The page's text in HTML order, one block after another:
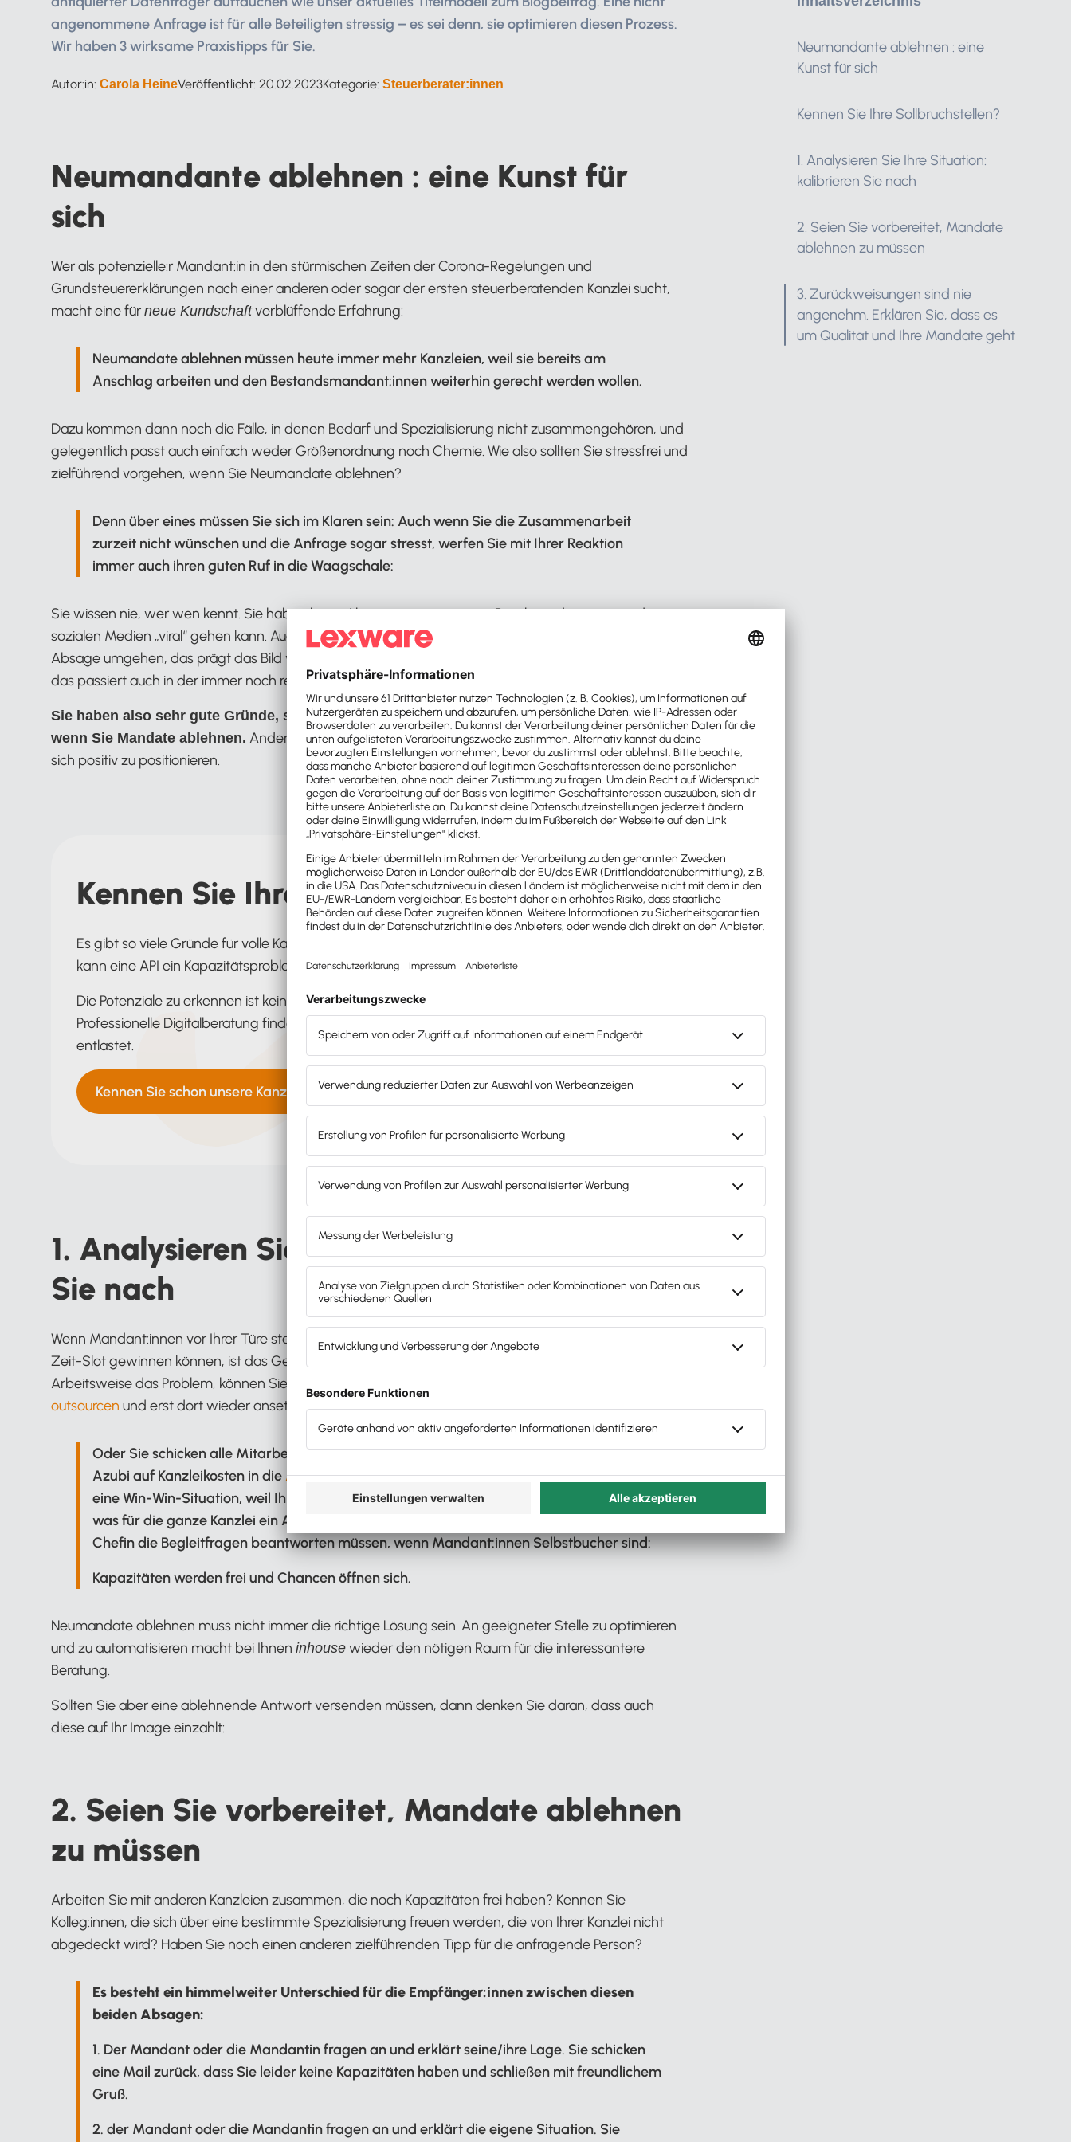
Neumandante ablehnen : eine
Kunst für sich
Kennen Sie Ihre Sollbruchstellen?
1. Analysieren Sie Ihre Situation:
kalibrieren Sie nach
2. Seien Sie vorbereitet, Mandate
ablehnen zu müssen
3. Zurückweisungen sind nie
angenehm. Erklären Sie, dass es
um Qualität und Ihre Mandate geht
angenommene Anfrage ist für alle Beteiligten stressig – es sei denn, sie optimieren diesen Prozess.
Wir haben 3 wirksame Praxistipps für Sie.
Autor:in: Carola HeineVeröffentlicht: 20.02.2023Kategorie: Steuerberater:innen
Neumandante ablehnen : eine Kunst für
sich
Wer als potenzielle:r Mandant:in in den stürmischen Zeiten der Corona-Regelungen und
Grundsteuererklärungen nach einer anderen oder sogar der ersten steuerberatenden Kanzlei sucht,
macht eine für neue Kundschaftverblüffende Erfahrung:
Neumandate ablehnen müssen heute immer mehr Kanzleien, weil sie bereits am
Anschlag arbeiten und den Bestandsmandant:innen weiterhin gerecht werden wollen.
Dazu kommen dann noch die Fälle, in denen Bedarf und Spezialisierung nicht zusammengehören, und
gelegentlich passt auch einfach weder Größenordnung noch Chemie. Wie also sollten Sie stressfrei und
zielführend vorgehen, wenn Sie Neumandate ablehnen?
Denn über eines müssen Sie sich im Klaren sein: Auch wenn Sie die Zusammenarbeit
zurzeit nicht wünschen und die Anfrage sogar stresst, werfen Sie mit Ihrer Reaktion
immer auch ihren guten Ruf in die Waagschale:
Sie wissen nie, wer wen kennt. Sie haben keine Ahnung, wer mit einem Beschwerdeposting in den
sozialen Medien „viral“ gehen kann. Auch Ihre Mitarbeiter:innen erleben live mit, wie Sie mit einer
Absage umgehen, das prägt das Bild vom Arbeitgeber – und man trifft sich im Leben häufig zweimal,
das passiert auch in der immer noch recht übersichtlichen Steuerbranche.
Sie haben also sehr gute Gründe, sich das genau zu überlegen, wie Sie es kommunizieren,
wenn Sie Mandate ablehnen. Andersherum betrachet bietet sogar diese Absage Ihnen die Chance,
sich positiv zu positionieren.
Kennen Sie Ihre Sollbruchstellen?
Es gibt so viele Gründe für volle Kapazitäten wie Schnittstellen digitaler Lösungen, und häufig
kann eine API ein Kapazitätsproblem lösen.
Die Potenziale zu erkennen ist keine triviale Aufgabe, doch Sie müssen das nicht alleine lösen:
Professionelle Digitalberatung findet Lösungen, die Zeitfresser abschafft und Mitarbeiter:innen
entlastet.
Kennen Sie schon unsere Kanzleiberater?
1. Analysieren Sie Ihre Situation: kalibrieren
Sie nach
Wenn Mandant:innen vor Ihrer Türe stehen, die noch nicht digital buchen und deshalb bei Ihnen keinen
Zeit-Slot gewinnen können, ist das Gespräch noch lange nicht vorbei. Ist das Fehlen einer innovativen
Arbeitsweise das Problem, können Sie immer noch auf mehreren Wegen die
outsourcen und erst dort wieder ansetzen, wo es für Sie interessant wird.
Oder Sie schicken alle Mitarbeiter:innen vom geschätzten Oldtimer bis zum frischen
Azubi auf Kanzleikosten in die Ausbildung zum digitalen Buchhaltungs-Coach. Das ist
eine Win-Win-Situation, weil Ihr Team eine bessere Qualifizierung spendiert bekommt,
was für die ganze Kanzlei ein Aushängeschild ist – und fortan nicht mehr Chef oder
Chefin die Begleitfragen beantworten müssen, wenn Mandant:innen Selbstbucher sind:
Kapazitäten werden frei und Chancen öffnen sich.
Neumandate ablehnen muss nicht immer die richtige Lösung sein. An geeigneter Stelle zu optimieren
und zu automatisieren macht bei Ihnen inhouse wieder den nötigen Raum für die interessantere
Beratung.
Sollten Sie aber eine ablehnende Antwort versenden müssen, dann denken Sie daran, dass auch
diese auf Ihr Image einzahlt:
2. Seien Sie vorbereitet, Mandate ablehnen
zu müssen
Arbeiten Sie mit anderen Kanzleien zusammen, die noch Kapazitäten frei haben? Kennen Sie
Kolleg:innen, die sich über eine bestimmte Spezialisierung freuen werden, die von Ihrer Kanzlei nicht
abgedeckt wird? Haben Sie noch einen anderen zielführenden Tipp für die anfragende Person?
Es besteht ein himmelweiter Unterschied für die Empfänger:innen zwischen diesen
beiden Absagen:
1. Der Mandant oder die Mandantin fragen an und erklärt seine/ihre Lage. Sie schicken
eine Mail zurück, dass Sie leider keine Kapazitäten haben und schließen mit freundlichem
Gruß.
2. der Mandant oder die Mandantin fragen an und erklärt die eigene Situation. Sie